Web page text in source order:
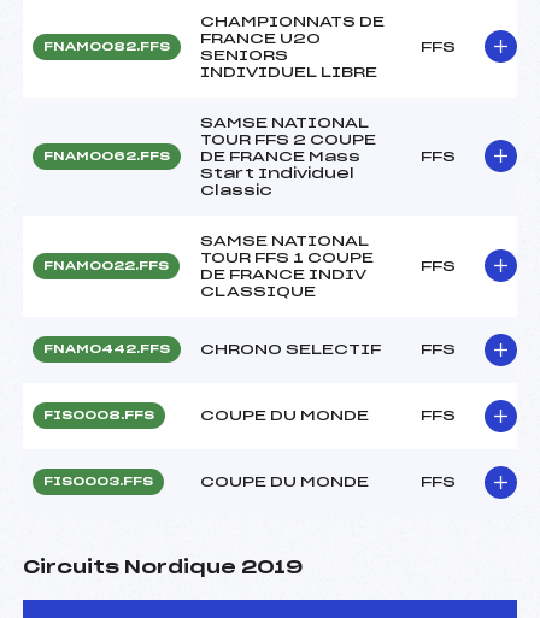
FNAM0082.FFS
CHAMPIONNATS DE
FRANCE U20
SENIORS
INDIVIDUEL LIBRE
FFS
FNAM0062.FFS
SAMSE NATIONAL
TOUR FFS 2 COUPE
DE FRANCE Mass
Start Individuel
Classic
FFS
FNAM0022.FFS
SAMSE NATIONAL
TOUR FFS 1 COUPE
DE FRANCE INDIV
CLASSIQUE
FFS
FNAM0442.FFS CHRONO SELECTIF FFS
FIS0008.FFS COUPE DU MONDE FFS
FIS0003.FFS COUPE DU MONDE FFS
Circuits Nordique 2019